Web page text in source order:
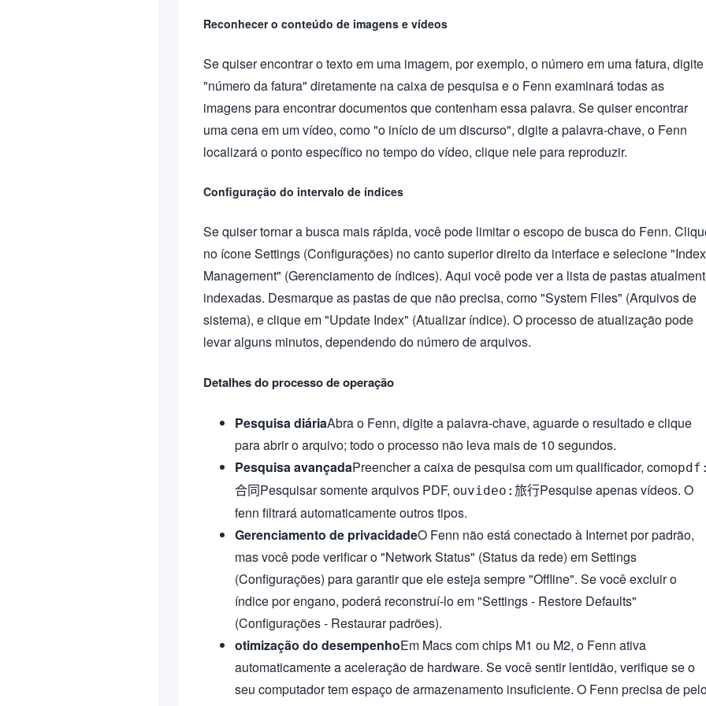
Reconhecer o conteúdo de imagens e vídeos
Se quiser encontrar o texto em uma imagem, por exemplo, o número em uma fatura, digite
"número da fatura" diretamente na caixa de pesquisa e o Fenn examinará todas as
imagens para encontrar documentos que contenham essa palavra. Se quiser encontrar
uma cena em um vídeo, como "o início de um discurso", digite a palavra-chave, o Fenn
localizará o ponto específico no tempo do vídeo, clique nele para reproduzir.
Configuração do intervalo de índices
Se quiser tornar a busca mais rápida, você pode limitar o escopo de busca do Fenn.
no ícone Settings (Configurações) no canto superior direito da interface e selecione "Index
Management" (Gerenciamento de índices). Aqui você pode ver a lista de pastas
indexadas. Desmarque as pastas de que não precisa, como "System Files" (Arquivos de
sistema), e clique em "Update Index" (Atualizar índice). O processo de atualização pode
levar alguns minutos, dependendo do número de arquivos.
Detalhes do processo de operação
Pesquisa diáriaAbra o Fenn, digite a palavra-chave, aguarde o resultado e clique
para abrir o arquivo; todo o processo não leva mais de 10 segundos.
Pesquisa avançadaPreencher a caixa de pesquisa com um qualificador, como
合同Pesquisar somente arquivos PDF, ouvideo:旅行Pesquise apenas vídeos. O
fenn filtrará automaticamente outros tipos.
Gerenciamento de privacidadeO Fenn não está conectado à Internet por padrão,
mas você pode verificar o "Network Status" (Status da rede) em Settings
(Configurações) para garantir que ele esteja sempre "Offline". Se você excluir o
índice por engano, poderá reconstruí-lo em "Settings - Restore Defaults"
(Configurações - Restaurar padrões).
otimização do desempenhoEm Macs com chips M1 ou M2, o Fenn ativa
automaticamente a aceleração de hardware. Se você sentir lentidão, verifique se o
seu computador tem espaço de armazenamento insuficiente. O Fenn precisa de